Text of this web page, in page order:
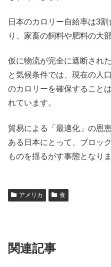
日本のカロリー自給率は3
り、家畜の飼料や肥料の大
仮に物流が完全に遮断され
と気候条件では、現在の人
のカロリーを確保すること
れています。
貿易による「最適化」の恩
ある日本にとって、ブロッ
ものを揺るがす事態となりま
アメリカ 食
関連記事